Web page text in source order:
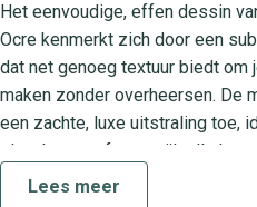
Het eenvoudige, effen dessin
Ocre kenmerkt zich door een
dat net genoeg textuur biedt om
maken zonder overheersen. De
een zachte, luxe uitstraling toe,
slaapkamer of een stijlvolle
natuurlijke zandkleur combineer
Lees meer